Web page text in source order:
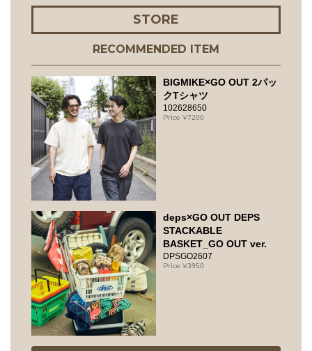
STORE
RECOMMENDED ITEM
BIGMIKE×GO OUT 2パッ
クTシャツ
102628650
7200
deps×GO OUT DEPS
STACKABLE
BASKET_GO OUT ver.
DPSGO2607
3950